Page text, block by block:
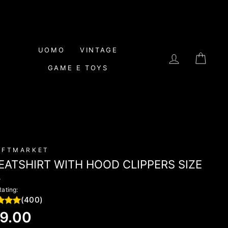
UOMO VINTAGE
GAME E TOYS
LOG IN
WITH HOOD CLIPPERS SIZE
(400)